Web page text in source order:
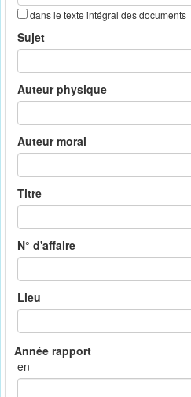
dans le texte intégral des documents
Sujet
Auteur physique
Auteur moral
Titre
N° d'affaire
Lieu
en